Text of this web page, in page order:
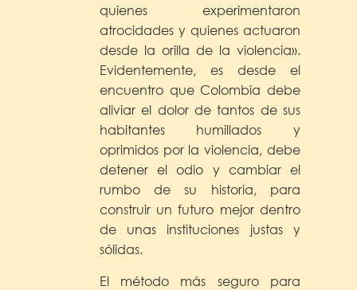
quienes experimentaron
atrocidades y quienes actuaron
desde la orilla de la violencia».
Evidentemente, es desde el
encuentro que Colombia debe
aliviar el dolor de tantos de sus
habitantes humillados y
oprimidos por la violencia, debe
detener el odio y cambiar el
rumbo de su historia, para
construir un futuro mejor dentro
de unas instituciones justas y
sólidas.
El método más seguro para